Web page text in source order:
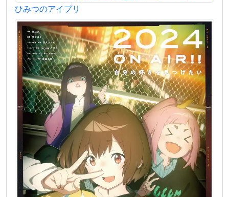
ひみつのアイプリ